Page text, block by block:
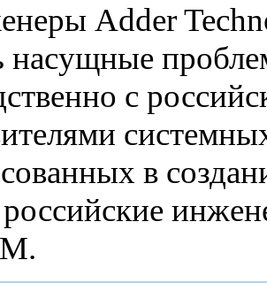
Adder
насущные
с
в
российские